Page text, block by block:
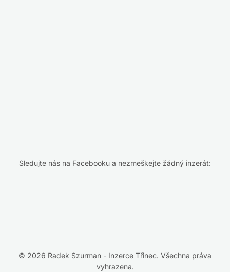
Sledujte nás na Facebooku a nezmeškejte žádný inzerát:
© 2026 Radek Szurman - Inzerce Třinec. Všechna práva
vyhrazena.